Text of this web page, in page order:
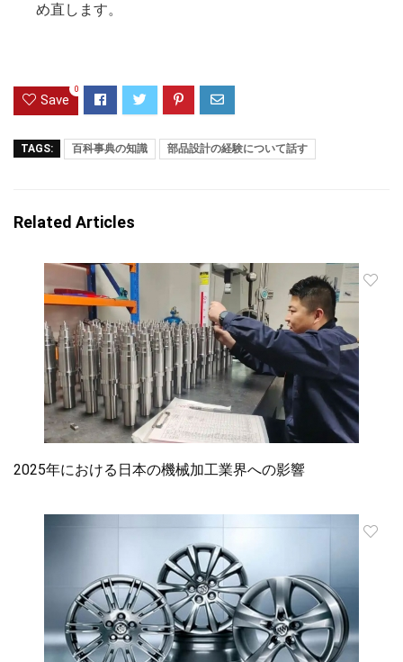
め直します。
Save
0
TAGS: 百科事典の知識 部品設計の経験について話す
Related Articles
2025年における日本の機械加工業界への影響